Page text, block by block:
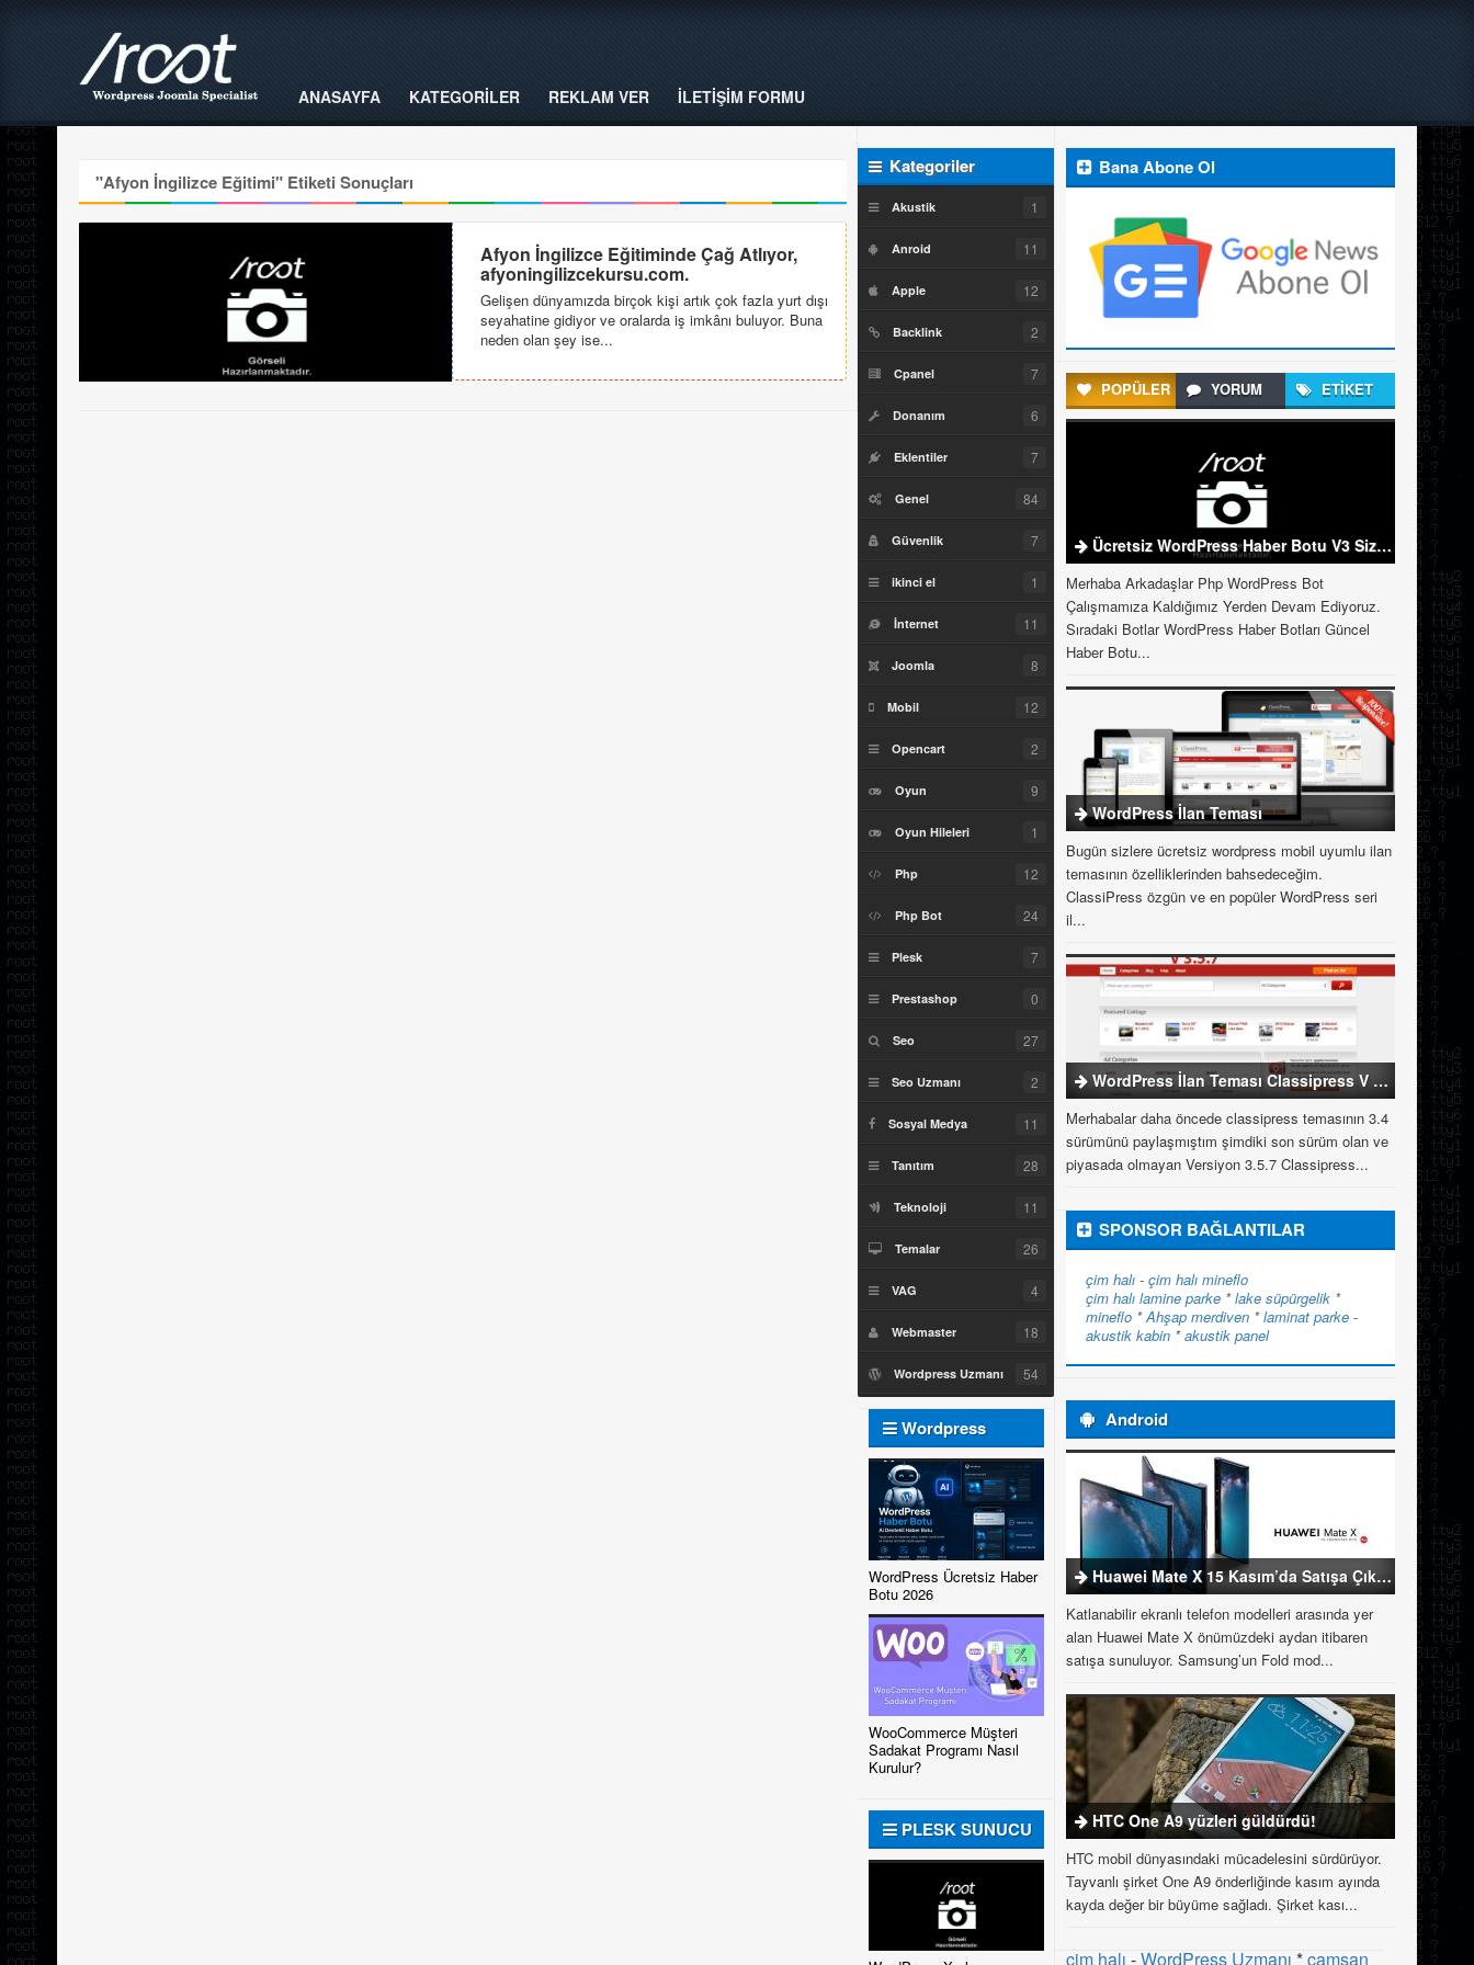
ANASAYFA KATEGORİLER REKLAM VER İLETİŞİM FORMU
"Afyon İngilizce Eğitimi" Etiketi Sonuçları
Afyon İngilizce Eğitiminde Çağ Atlıyor,
afyoningilizcekursu.com.
Gelişen dünyamızda birçok kişi artık çok fazla yurt dışı
seyahatine gidiyor ve oralarda iş imkânı buluyor. Buna
neden olan şey ise...
Kategoriler
Akustik 1
Anroid 11
Apple 12
Backlink 2
Cpanel 7
Donanım 6
Eklentiler 7
Genel 84
Güvenlik 7
ikinci el 1
İnternet 11
Joomla 8
Mobil 12
Opencart 2
Oyun 9
Oyun Hileleri 1
Php 12
Php Bot 24
Plesk 7
Prestashop 0
Seo 27
Seo Uzmanı 2
Sosyal Medya 11
Tanıtım 28
Teknoloji 11
Temalar 26
VAG 4
Webmaster 18
Wordpress Uzmanı 54
Wordpress
Uzmanı
WordPress Ücretsiz Haber
Botu 2026
WooCommerce Müşteri
Sadakat Programı Nasıl
Kurulur?
PLESK SUNUCU
Bana Abone Ol
POPÜLER YORUM ETİKET
Ücretsiz WordPress Haber Botu V3 Sizlerle
Merhaba Arkadaşlar Php WordPress Bot
Çalışmamıza Kaldığımız Yerden Devam Ediyoruz.
Sıradaki Botlar WordPress Haber Botları Güncel
Haber Botu...
WordPress İlan Teması
Bugün sizlere ücretsiz wordpress mobil uyumlu ilan
temasının özelliklerinden bahsedeceğim.
ClassiPress özgün ve en popüler WordPress seri
il...
WordPress İlan Teması Classipress V 3.5.7
Merhabalar daha öncede classipress temasının 3.4
sürümünü paylaşmıştım şimdiki son sürüm olan ve
piyasada olmayan Versiyon 3.5.7 Classipress...
SPONSOR BAĞLANTILAR
çim halı - çim halı mineflo
çim halı lamine parke *lake süpürgelik *
mineflo *Ahşap merdiven *laminat parke -
akustik kabin *akustik panel
Android
Huawei Mate X 15 Kasım’da Satışa Çıkıyor
Katlanabilir ekranlı telefon modelleri arasında yer
alan Huawei Mate X önümüzdeki aydan itibaren
satışa sunuluyor. Samsung’un Fold mod...
HTC One A9 yüzleri güldürdü!
HTC mobil dünyasındaki mücadelesini sürdürüyor.
Tayvanlı şirket One A9 önderliğinde kasım ayında
kayda değer bir büyüme sağladı. Şirket kası...
çim halı -WordPress Uzmanı *çamsan